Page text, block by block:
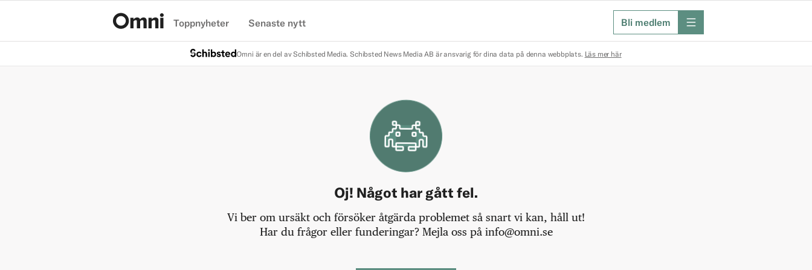
Toppnyheter Senaste nytt Bli medlem meny
Omni är en del av Schibsted Media. Schibsted News Media AB är ansvarig för dina data på denna webbplats. Läs mer här
Oj! Något har gått fel.
Vi ber om ursäkt och försöker åtgärda problemet så snart vi kan, håll ut!
Har du frågor eller funderingar? Mejla oss på info@omni.se